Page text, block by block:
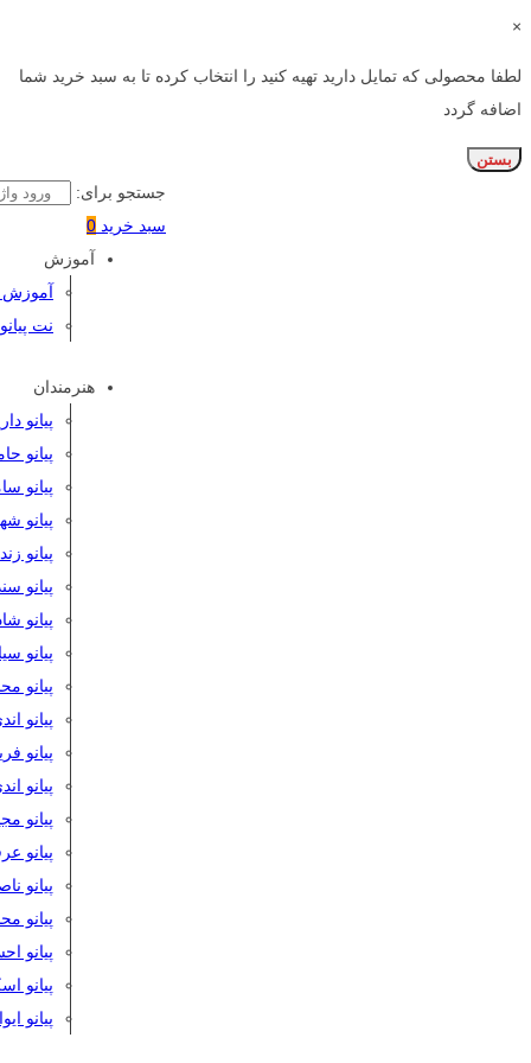
×
لطفا محصولی که تمایل دارید تهیه کنید را انتخاب کرده تا به سبد خرید شما
اضافه گردد
بستن
جستجو برای:
سبد خرید 0
آموزش
آموزش
نت پیانو
هنرمندان
پیانو
پیانو
پیانو
پیانو
پیانو
پیانو
پیانو
پیانو
پیانو
پیانو
پیانو
پیانو
پیانو
پیانو
پیانو
پیانو
پیانو
پیانو
پیانو